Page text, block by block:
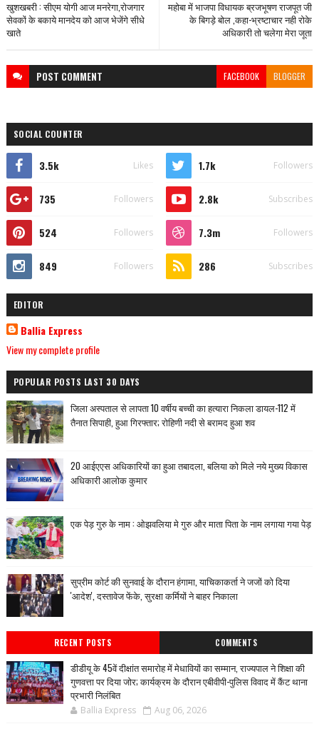
महोबा में भाजपा विधायक ब्रजभूषण राजपूत जी
के बिगड़े बोल ,कहा-भ्रष्टाचार नही रोके
अधिकारी तो चलेगा मेरा जूता
खुशखबरी : सीएम योगी आज मनरेगा,रोजगार
सेवकों के बकाये मानदेय को आज भेजेंगे सीधे
खाते
POST COMMENT FACEBOOK BLOGGER
SOCIAL COUNTER
3.5k Likes 1.7k Followers
735 Followers 2.8k Subscribes
524 Followers 7.3m Followers
849 Followers 286 Subscribes
EDITOR
Ballia Express
View my complete profile
POPULAR POSTS LAST 30 DAYS
जिला अस्पताल से लापता 10 वर्षीय बच्ची का हत्यारा निकला डायल-112 में
तैनात सिपाही, हुआ गिरफ्तार; रोहिणी नदी से बरामद हुआ शव
20 आईएएस अधिकारियों का हुआ तबादला, बलिया को मिले नये मुख्य विकास
अधिकारी आलोक कुमार
एक पेड़ गुरु के नाम : ओझवलिया मे गुरु और माता पिता के नाम लगाया गया पेड़
सुप्रीम कोर्ट की सुनवाई के दौरान हंगामा, याचिकाकर्ता ने जजों को दिया
'आदेश', दस्तावेज फेंके, सुरक्षा कर्मियों ने बाहर निकाला
RECENT POSTS COMMENTS
डीडीयू के 45वें दीक्षांत समारोह में मेधावियों का सम्मान, राज्यपाल ने शिक्षा की
गुणवत्ता पर दिया जोर; कार्यक्रम के दौरान एबीवीपी-पुलिस विवाद में कैंट थाना
प्रभारी निलंबित
Ballia Express Aug 06, 2026